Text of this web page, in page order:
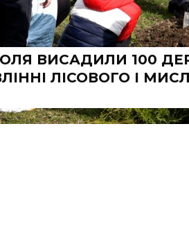
ВИСАДИЛИ 100
ЛІСОВОГО І